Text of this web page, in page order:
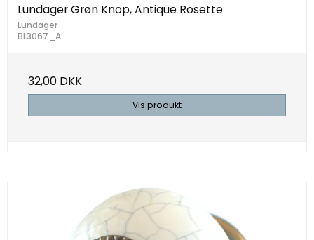
Lundager Grøn Knop, Antique Rosette
Lundager
BL3067_A
32,00 DKK
Vis produkt